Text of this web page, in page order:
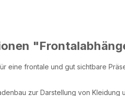
eine frontale und gut sichtbare
zur Darstellung von Kleidung